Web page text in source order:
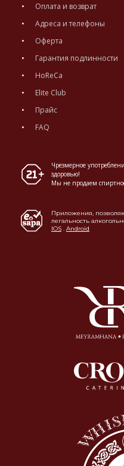
Оплата и возврат
Адреса и телефоны
Оферта
Гарантия подлинности
HoReCa
Elite Club
Прайс
FAQ
Чрезмерное
здоровью!
Мы не продаем
Приложения,
легальность
IOS . Android